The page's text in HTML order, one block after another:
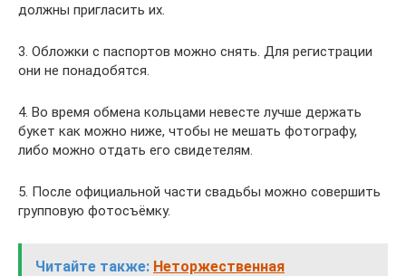
должны пригласить их.
3. Обложки с паспортов можно снять. Для регистрации
они не понадобятся.
4. Во время обмена кольцами невесте лучше держать
букет как можно ниже, чтобы не мешать фотографу,
либо можно отдать его свидетелям.
5. После официальной части свадьбы можно совершить
групповую фотосъёмку.
Читайте также: Неторжественная